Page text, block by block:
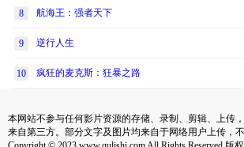
8 航海王：强者天下
9 逆行人生
10 疯狂的麦克斯：狂暴之路
本网站不参与任何影片资源的存储、录制、剪辑、上传
来自第三方。部分文字及图片均来自于网络用户上传，不